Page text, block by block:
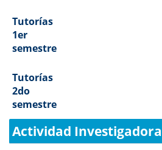
Tutorías
1er
semestre
Tutorías
2do
semestre
Actividad Investigadora